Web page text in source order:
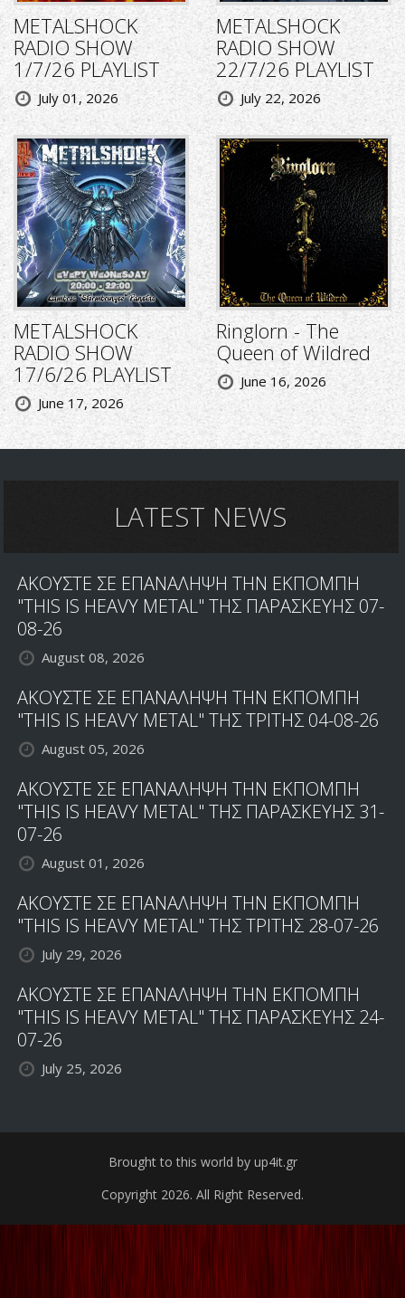
METALSHOCK
RADIO SHOW
1/7/26 PLAYLIST
July 01, 2026
METALSHOCK
RADIO SHOW
22/7/26 PLAYLIST
July 22, 2026
METALSHOCK
RADIO SHOW
17/6/26 PLAYLIST
June 17, 2026
Ringlorn - The
Queen of Wildred
June 16, 2026
LATEST NEWS
ΑΚΟΥΣΤΕ ΣΕ ΕΠΑΝΑΛΗΨΗ ΤΗΝ ΕΚΠΟΜΠΗ
"THIS IS HEAVY METAL" ΤΗΣ ΠΑΡΑΣΚΕΥΗΣ 07-
08-26
August 08, 2026
ΑΚΟΥΣΤΕ ΣΕ ΕΠΑΝΑΛΗΨΗ ΤΗΝ ΕΚΠΟΜΠΗ
"THIS IS HEAVY METAL" ΤΗΣ ΤΡΙΤΗΣ 04-08-26
August 05, 2026
ΑΚΟΥΣΤΕ ΣΕ ΕΠΑΝΑΛΗΨΗ ΤΗΝ ΕΚΠΟΜΠΗ
"THIS IS HEAVY METAL" ΤΗΣ ΠΑΡΑΣΚΕΥΗΣ 31-
07-26
August 01, 2026
ΑΚΟΥΣΤΕ ΣΕ ΕΠΑΝΑΛΗΨΗ ΤΗΝ ΕΚΠΟΜΠΗ
"THIS IS HEAVY METAL" ΤΗΣ ΤΡΙΤΗΣ 28-07-26
July 29, 2026
ΑΚΟΥΣΤΕ ΣΕ ΕΠΑΝΑΛΗΨΗ ΤΗΝ ΕΚΠΟΜΠΗ
"THIS IS HEAVY METAL" ΤΗΣ ΠΑΡΑΣΚΕΥΗΣ 24-
07-26
July 25, 2026
Brought to this world by up4it.gr
Copyright 2026. All Right Reserved.